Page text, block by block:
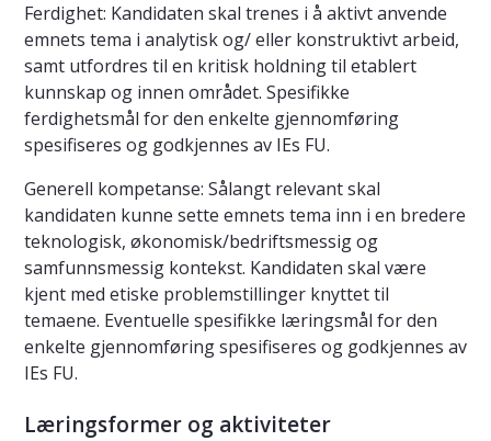
Ferdighet: Kandidaten skal trenes i å aktivt anvende
emnets tema i analytisk og/ eller konstruktivt arbeid,
samt utfordres til en kritisk holdning til etablert
kunnskap og innen området. Spesifikke
ferdighetsmål for den enkelte gjennomføring
spesifiseres og godkjennes av IEs FU.
Generell kompetanse: Sålangt relevant skal
kandidaten kunne sette emnets tema inn i en bredere
teknologisk, økonomisk/bedriftsmessig og
samfunnsmessig kontekst. Kandidaten skal være
kjent med etiske problemstillinger knyttet til
temaene. Eventuelle spesifikke læringsmål for den
enkelte gjennomføring spesifiseres og godkjennes av
IEs FU.
Læringsformer og aktiviteter